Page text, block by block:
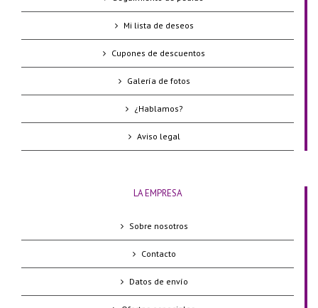
Mi lista de deseos
Cupones de descuentos
Galería de fotos
¿Hablamos?
Aviso legal
LA EMPRESA
Sobre nosotros
Contacto
Datos de envío